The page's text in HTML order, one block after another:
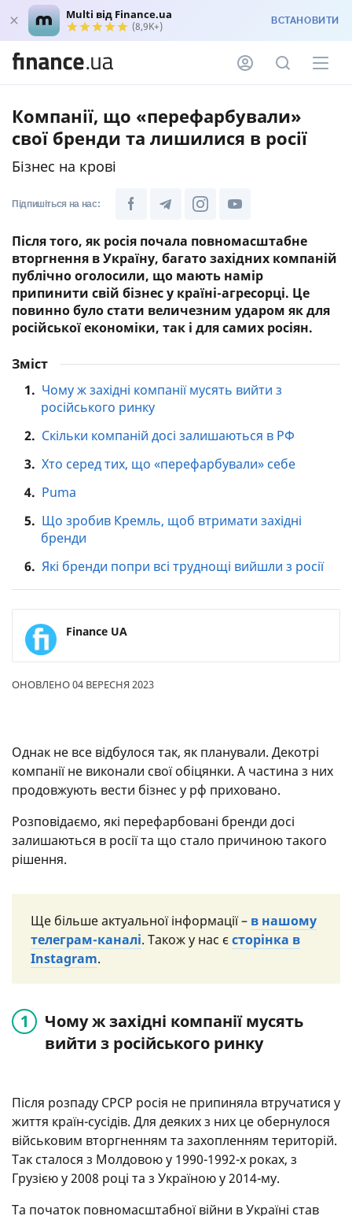
Multi від Finance.ua
(8,9K+) ВСТАНОВИТИ
Компанії, що «перефарбували»
свої бренди та лишилися в росії
Бізнес на крові
Підпишіться на нас:
Після того, як росія почала повномасштабне
вторгнення в Україну, багато західних компаній
публічно оголосили, що мають намір
припинити свій бізнес у країні-агресорці. Це
повинно було стати величезним ударом як для
російської економіки, так і для самих росіян.
Зміст
1. Чому ж західні компанії мусять вийти з
російського ринку
2. Скільки компаній досі залишаються в РФ
3. Хто серед тих, що «перефарбували» себе
4. Puma
5. Що зробив Кремль, щоб втримати західні
бренди
6. Які бренди попри всі труднощі вийшли з росії
Finance UA
ОНОВЛЕНО 04 ВЕРЕСНЯ 2023
Однак не все відбулося так, як планували. Декотрі
компанії не виконали свої обіцянки. А частина з них
продовжують вести бізнес у рф приховано.
Розповідаємо, які перефарбовані бренди досі
залишаються в росії та що стало причиною такого
рішення.
Ще більше актуальної інформації – в нашому
телеграм-каналі. Також у нас єсторінка в
Instagram.
Чому ж західні компанії мусять
вийти з російського ринку
Після розпаду СРСР росія не припиняла втручатися у
життя країн-сусідів. Для деяких з них це обернулося
військовим вторгненням та захопленням територій.
Так сталося з Молдовою у 1990-1992-х роках, з
Грузією у 2008 році та з Україною у 2014-му.
Та початок повномасштабної війни в Україні став